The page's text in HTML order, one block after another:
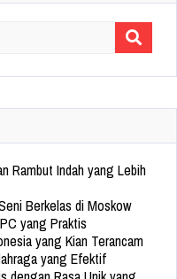
Rambut Indah yang Lebih
Berkelas di Moskow
yang Praktis
yang Kian Terancam
yang Efektif